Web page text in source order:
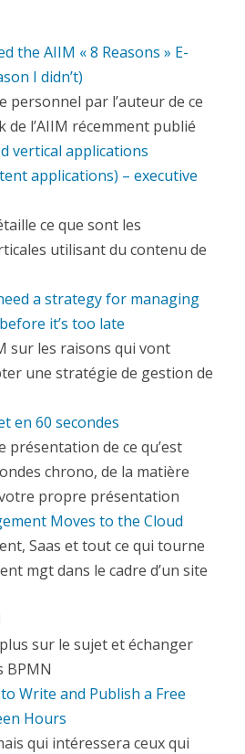
the AIIM « 8 Reasons » E-
I didn’t)
personnel par l’auteur de ce
de l’AIIM récemment publié
vertical applications
applications) – executive
ce que sont les
utilisant du contenu de
a strategy for managing
it’s too late
sur les raisons qui vont
une stratégie de gestion de
en 60 secondes
présentation de ce qu’est
chrono, de la matière
propre présentation
Moves to the Cloud
Saas et tout ce qui tourne
mgt dans le cadre d’un site
sur le sujet et échanger
BPMN
Write and Publish a Free
Hours
qui intéressera ceux qui